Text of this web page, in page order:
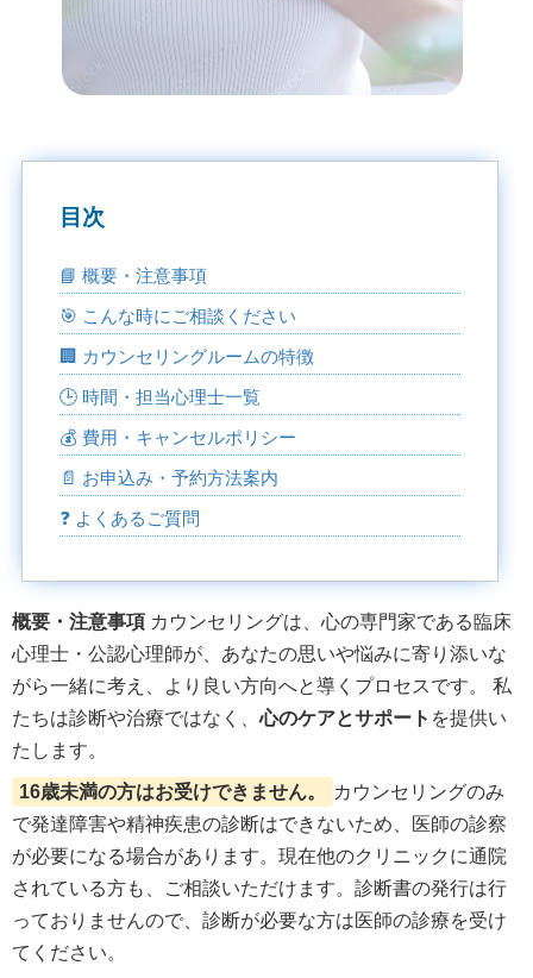
目次
📘 概要・注意事項
🎯 こんな時にご相談ください
🏢 カウンセリングルームの特徴
🕒 時間・担当心理士一覧
💰 費用・キャンセルポリシー
📄 お申込み・予約方法案内
❓ よくあるご質問
概要・注意事項 カウンセリングは、心の専門家である臨床
心理士・公認心理師が、あなたの思いや悩みに寄り添いな
がら一緒に考え、より良い方向へと導くプロセスです。 私
たちは診断や治療ではなく、心のケアとサポート を提供い
たします。
16歳未満の方はお受けできません。
カウンセリングのみ
で発達障害や精神疾患の診断はできないため、医師の診察
が必要になる場合があります。現在他のクリニックに通院
されている方も、ご相談いただけます。診断書の発行は行
っておりませんので、診断が必要な方は医師の診療を受け
てください。